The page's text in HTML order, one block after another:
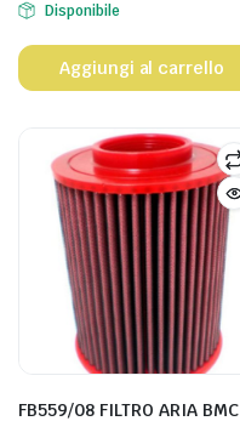
Disponibile
Aggiungi al carrello
FB559/08 FILTRO ARIA BMC